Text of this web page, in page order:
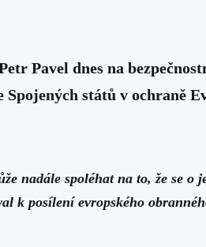
Pavel dnes na
Spojených států v ochraně
nadále spoléhat na to, že se
k posílení evropského